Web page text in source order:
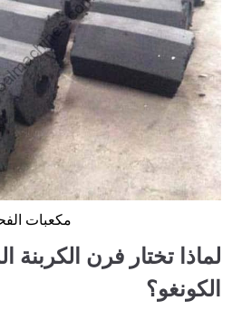
مكعبات
لماذا تختار فرن الكربنة
الكونغو؟